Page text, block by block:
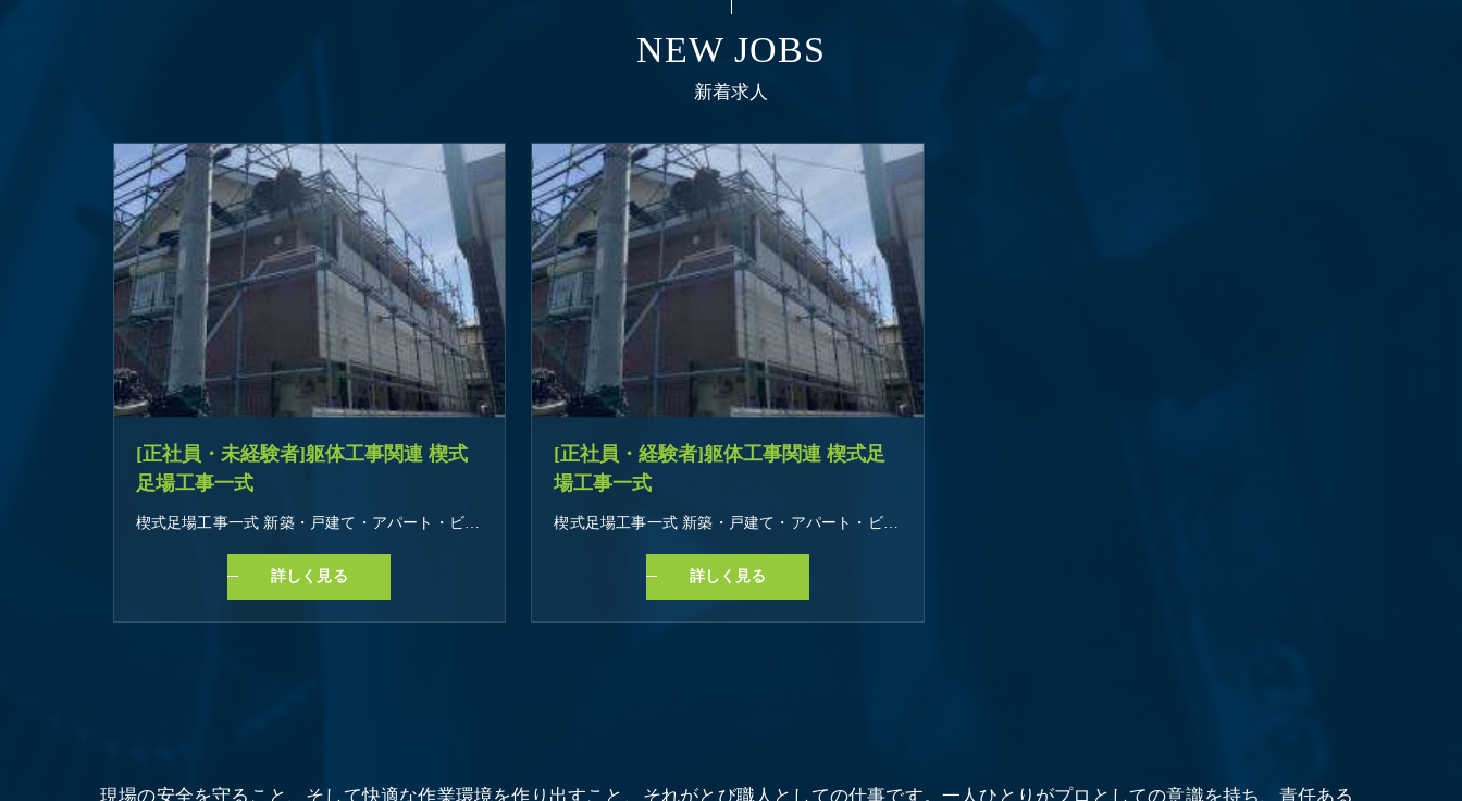
新着求人
NEW JOBS
[正社員・未経験者]躯体工事関連 楔式
足場工事一式
詳しく見る
[正社員・経験者]躯体工事関連 楔式足
場工事一式
楔式足場工事一式 新築・戸建て・アパート・ビル・マンションetc お仕事の特徴 学歴不問 未経験・初心者OK 経験者・有資格者歓迎 即日勤務OK 長期歓迎 車通勤OK バイク通勤OK 髪型・髪色自由 友達と応募OK オープニングスタッフ 研修あり
詳しく見る
現場の安全を守ること、そして快適な作業環境を作り出すこと、それがとび職人としての仕事です。一人ひとりがプロとしての意識を持ち、責任ある